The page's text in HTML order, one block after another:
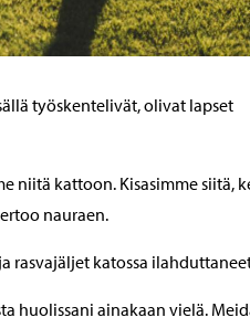
työskentelivät, olivat lapset
niitä kattoon. Kisasimme siitä,
nauraen.
rasvajäljet katossa
huolissani ainakaan vielä.